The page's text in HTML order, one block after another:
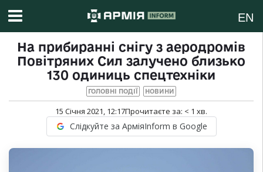
EN
На прибиранні снігу з аеродромів
Повітряних Сил залучено близько
130 одиниць спецтехніки
ГОЛОВНІ ПОДІЇ НОВИНИ
15 Січня 2021, 12:17Прочитаєте за: < 1 хв.
Слідкуйте за АрміяInform в Google